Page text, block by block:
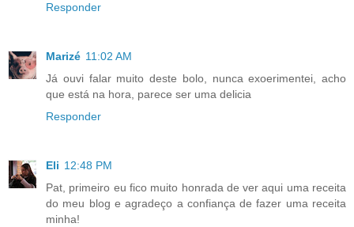
Responder
Marizé 11:02 AM
Já ouvi falar muito deste bolo, nunca exoerimentei, acho
que está na hora, parece ser uma delicia
Responder
Eli 12:48 PM
Pat, primeiro eu fico muito honrada de ver aqui uma receita
do meu blog e agradeço a confiança de fazer uma receita
minha!